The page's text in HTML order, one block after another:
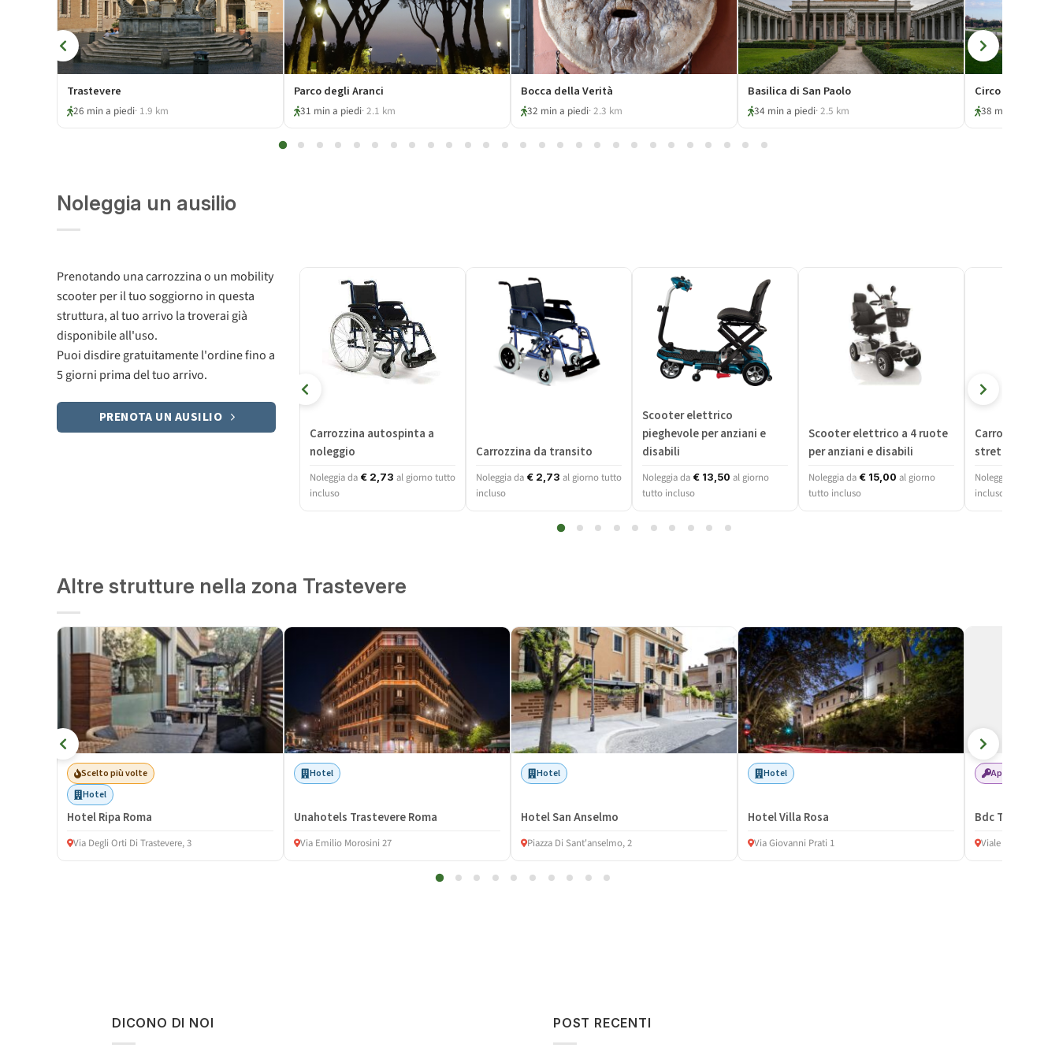
Trastevere
26 min a piedi· 1.9 km
Parco degli Aranci
31 min a piedi· 2.1 km
Bocca della Verità
32 min a piedi· 2.3 km
Basilica di San Paolo
34 min a piedi· 2.5 km
Circo Massimo
38 min a piedi
Noleggia un ausilio
Prenotando una carrozzina o un mobility
scooter per il tuo soggiorno in questa
struttura, al tuo arrivo la troverai già
disponibile all'uso.
Puoi disdire gratuitamente l'ordine fino a
5 giorni prima del tuo arrivo.
PRENOTA UN AUSILIO
Carrozzina autospinta a
noleggio
Noleggia da €2,73 al giorno tutto
incluso
Carrozzina da transito
Noleggia da €2,73 al giorno tutto
incluso
Scooter elettrico
pieghevole per anziani e
disabili
Noleggia da €13,50 al giorno
tutto incluso
Scooter elettrico a 4 ruote
per anziani e disabili
Noleggia da €15,00 al giorno
tutto incluso
Carrozzina per
stretti
Noleggia da
incluso
Altre strutture nella zona Trastevere
Scelto più volte
Hotel
Hotel Ripa Roma
Via Degli Orti Di Trastevere, 3
Hotel
Unahotels Trastevere Roma
Via Emilio Morosini 27
Hotel
Hotel San Anselmo
Piazza Di Sant'anselmo, 2
Hotel
Hotel Villa Rosa
Via Giovanni Prati 1
Appartamento
Bdc Trastevere
Viale Di Trastevere
DICONO DI NOI POST RECENTI